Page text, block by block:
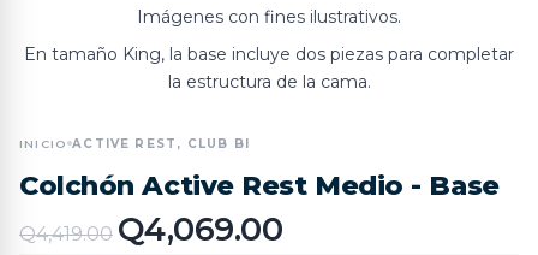
Imágenes con fines ilustrativos.
En tamaño King, la base incluye dos piezas para completar
la estructura de la cama.
INICIO ACTIVE REST, CLUB BI
Colchón Active Rest Medio - Base
Q4,419.00 Q4,069.00